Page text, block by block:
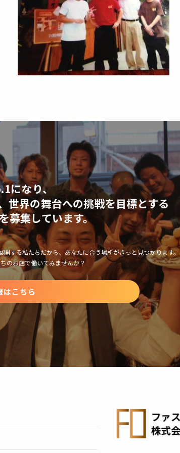
になり、
世界の舞台への挑戦を目標とする
募集しています。
する私たちだから、あなたに合う場所がきっと見つかります。
のお店で働いてみませんか？
はこちら